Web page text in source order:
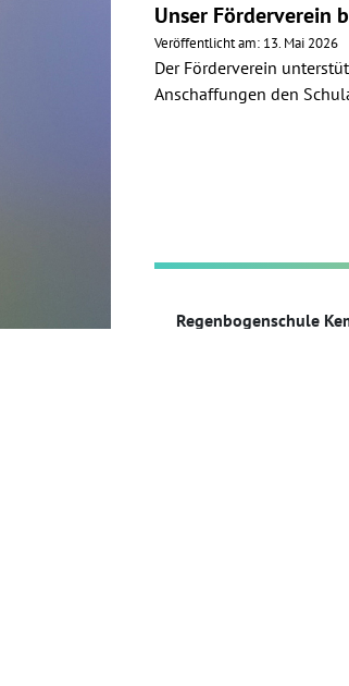
Unser Förderverein
Veröffentlicht am: 13. Mai 2026
Der Förderverein
Anschaffungen den
Regenbogenschule